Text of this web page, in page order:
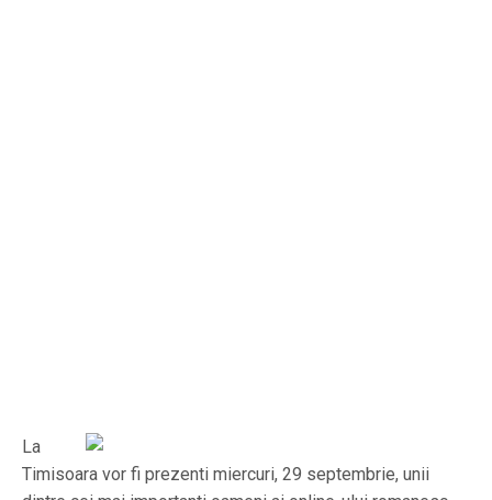
La
Timisoara vor fi prezenti miercuri, 29 septembrie, unii